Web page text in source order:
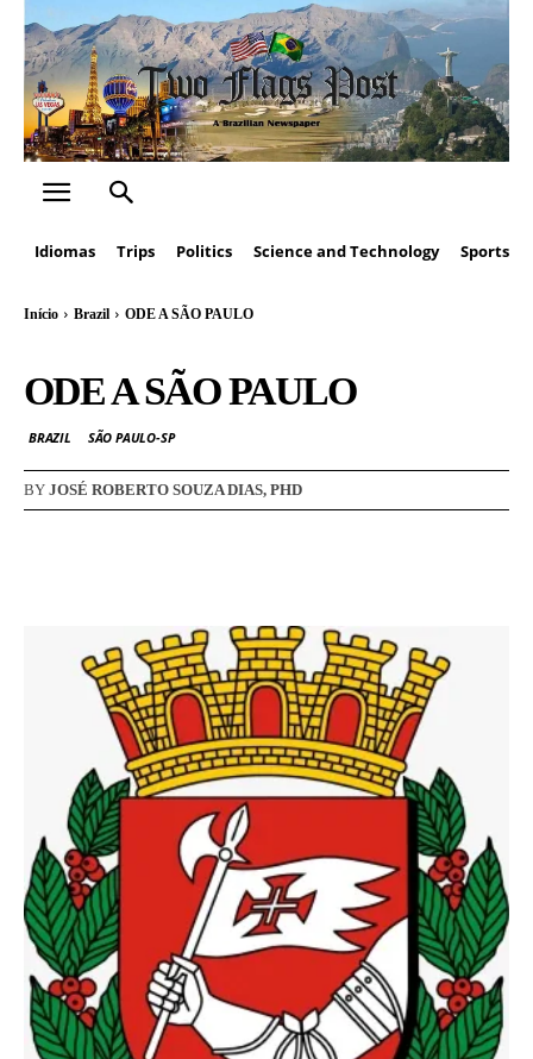
Idiomas Trips Politics Science and Technology Sports
Início Brazil ODE A SÃO PAULO
ODE A SÃO PAULO
BRAZIL SÃO PAULO-SP
BY JOSÉ ROBERTO SOUZA DIAS, PHD